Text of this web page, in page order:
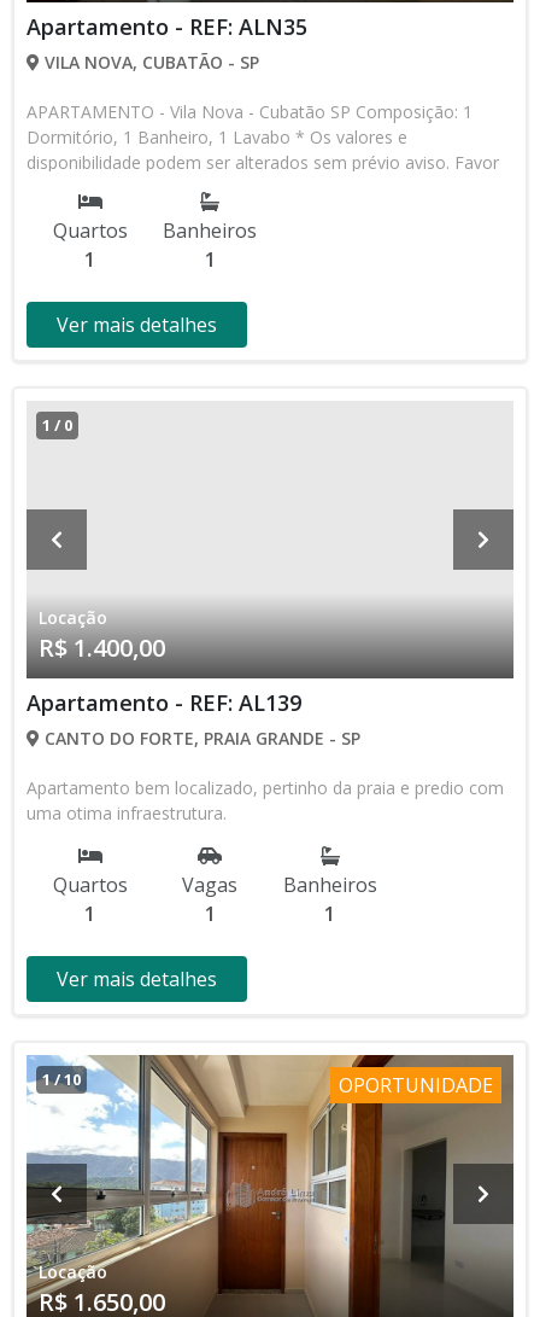
Apartamento - REF: ALN35
VILA NOVA, CUBATÃO - SP
APARTAMENTO - Vila Nova - Cubatão SP Composição: 1
Dormitório, 1 Banheiro, 1 Lavabo * Os valores e
disponibilidade podem ser alterados sem prévio aviso. Favor
verificar entrando em contato com nossa equipe
Quartos
1
Banheiros
1
Ver mais detalhes
1 / 0
Locação
R$ 1.400,00
Apartamento - REF: AL139
CANTO DO FORTE, PRAIA GRANDE - SP
Apartamento bem localizado, pertinho da praia e predio com
uma otima infraestrutura.
Quartos
1
Vagas
1
Banheiros
1
Ver mais detalhes
1/10 OPORTUNIDADE
Locação
R$ 1.650,00